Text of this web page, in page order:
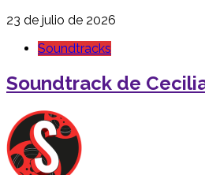
23 de julio de 2026
Soundtracks
Soundtrack de